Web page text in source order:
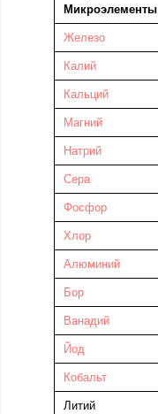
Микроэлементы
Железо
Калий
Кальций
Магний
Натрий
Сера
Фосфор
Хлор
Алюминий
Бор
Ванадий
Йод
Кобальт
Литий